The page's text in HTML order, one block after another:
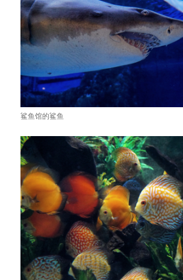
鲨鱼馆的鲨鱼